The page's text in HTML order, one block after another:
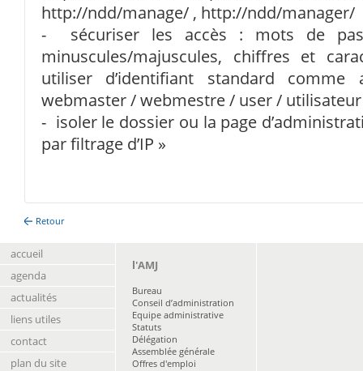
http://ndd/manage/ , http://ndd/manager/
- sécuriser les accès : mots de
minuscules/majuscules, chiffres et
utiliser d’identifiant standard
webmaster / webmestre / user / utilisateur
- isoler le dossier ou la page
par filtrage d’IP »
Retour
accueil
agenda
actualités
liens utiles
contact
plan du site
l'AMJ
Bureau
Conseil d’administration
Equipe administrative
Statuts
Délégation
Assemblée générale
Offres d'emploi